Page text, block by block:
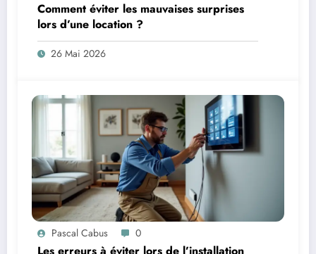
Comment éviter les mauvaises surprises
lors d’une location ?
26 Mai 2026
Pascal Cabus 0